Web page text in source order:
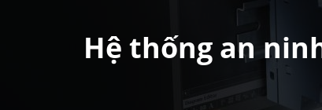
Hệ thống an